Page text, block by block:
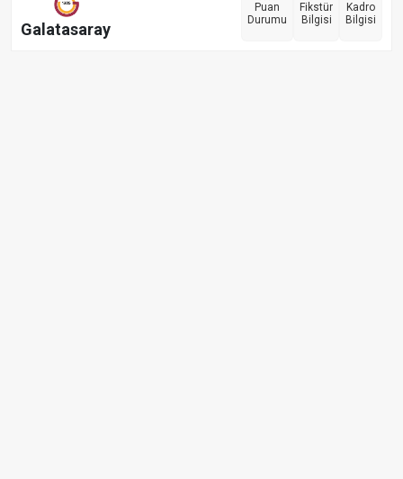
Galatasaray
Puan
Durumu
Fikstür
Bilgisi
Kadro
Bilgisi